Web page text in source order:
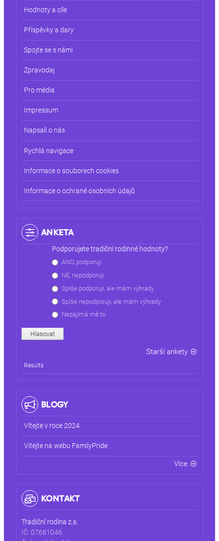
Hodnoty a cíle
Příspěvky a dary
Spojte se s námi
Zpravodaj
Pro média
Impressum
Napsali o nás
Rychlá navigace
Informace o souborech cookies
Informace o ochraně osobních údajů
ANKETA
Podporujete tradiční rodinné hodnoty?
ANO, podporuji
NE, nepodporuji
Spíše podporuji, ale mám výhrady
Spíše nepodporuji, ale mám výhrady
Nezajímá mě to
Starší ankety
Results
BLOGY
Vítejte v roce 2024
Vítejte na webu FamilyPride
Více
KONTAKT
Tradiční rodina z.s.
IČ: 07681046